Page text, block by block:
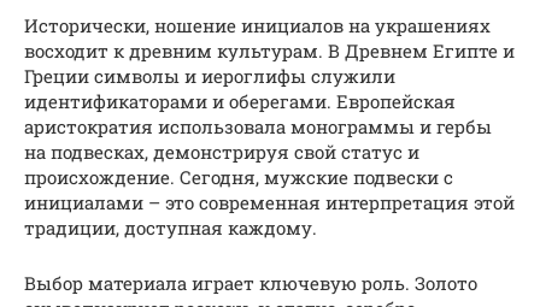
Исторически, ношение инициалов на украшениях
восходит к древним культурам. В Древнем Египте и
Греции символы и иероглифы служили
идентификаторами и оберегами. Европейская
аристократия использовала монограммы и гербы
на подвесках, демонстрируя свой статус и
происхождение. Сегодня, мужские подвески с
инициалами – это современная интерпретация этой
традиции, доступная каждому.
Выбор материала играет ключевую роль. Золото